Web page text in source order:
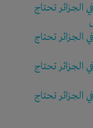
الجزائر تحتاج
الجزائر تحتاج
الجزائر تحتاج
الجزائر تحتاج